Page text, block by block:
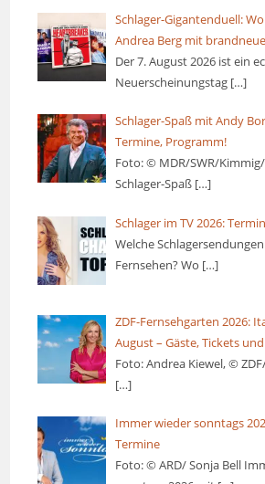
Schlager-Gigantenduell:
Andrea Berg mit
Der 7. August 2026 ist ein
Neuerscheinungstag […]
Schlager-Spaß mit Andy
Termine, Programm!
Foto: © MDR/SWR/
Schlager-Spaß […]
Schlager im TV 2026:
Welche
Fernsehen? Wo […]
ZDF-Fernsehgarten 2026:
August – Gäste, Tickets
Foto: Andrea Kiewel, ©
[…]
Immer wieder sonntags
Termine
Foto: © ARD/ Sonja Bell